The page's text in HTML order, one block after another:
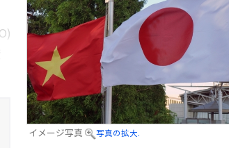
イメージ写真 写真の拡大.